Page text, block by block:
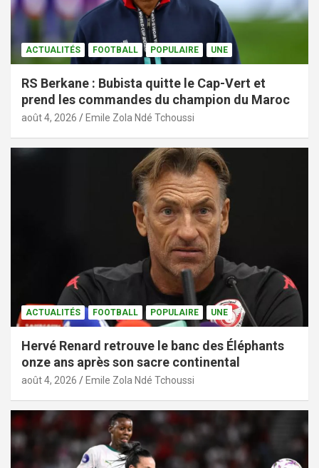
ACTUALITÉS FOOTBALL POPULAIRE UNE
RS Berkane : Bubista quitte le Cap-Vert et
prend les commandes du champion du Maroc
août 4, 2026 Emile Zola Ndé Tchoussi
ACTUALITÉS FOOTBALL POPULAIRE UNE
Hervé Renard retrouve le banc des Éléphants
onze ans après son sacre continental
août 4, 2026 Emile Zola Ndé Tchoussi